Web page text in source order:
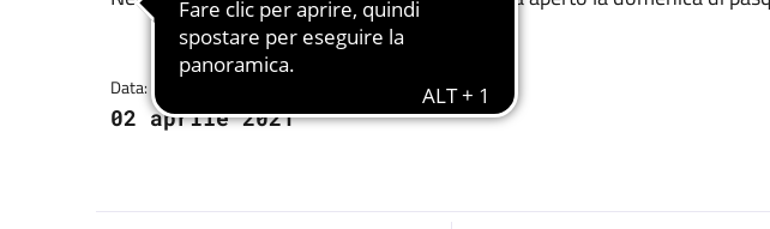
Data:
02 aprile 2021